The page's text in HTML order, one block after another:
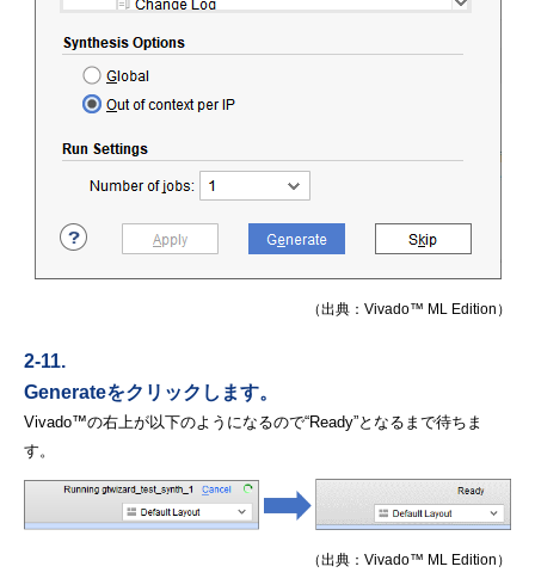
（出典：Vivado™ ML Edition）
2-11.
Generateをクリックします。
Vivado™の右上が以下のようになるので“Ready”となるまで待ちま
す。
（出典：Vivado™ ML Edition）